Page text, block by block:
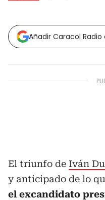
Añadir Caracol Radio
El triunfo de Iván
y anticipado de lo
el excandidato